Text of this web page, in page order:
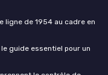
ligne de 1954 au cadre en
guide essentiel pour un